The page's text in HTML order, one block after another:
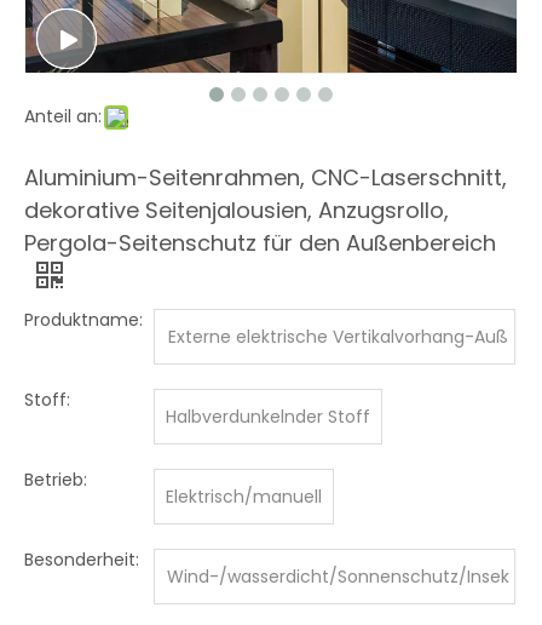
Anteil an:
Aluminium-Seitenrahmen, CNC-Laserschnitt,
dekorative Seitenjalousien, Anzugsrollo,
Pergola-Seitenschutz für den Außenbereich
Produktname:
Externe elektrische Vertikalvorhang-Auß
Stoff:
Halbverdunkelnder Stoff
Betrieb:
Elektrisch/manuell
Besonderheit:
Wind-/wasserdicht/Sonnenschutz/Insek